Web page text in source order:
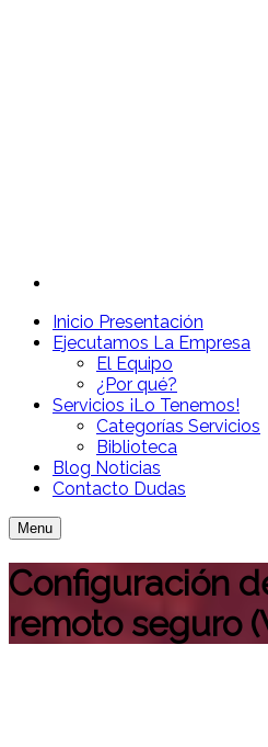
Inicio Presentación
Ejecutamos La Empresa
El Equipo
¿Por qué?
Servicios ¡Lo Tenemos!
Categorías Servicios
Biblioteca
Blog Noticias
Contacto Dudas
Menu
Configuración
remoto seguro